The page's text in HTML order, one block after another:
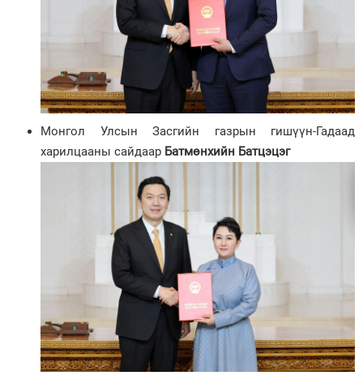
Монгол Улсын Засгийн газрын гишүүн-Гадаад
харилцааны сайдаар Батмөнхийн Батцэцэг